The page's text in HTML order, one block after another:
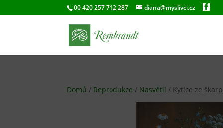
00 420 257 712 287 diana@myslivci.cz
Domů / Reprodukce / Nasvětil / Kytice ze